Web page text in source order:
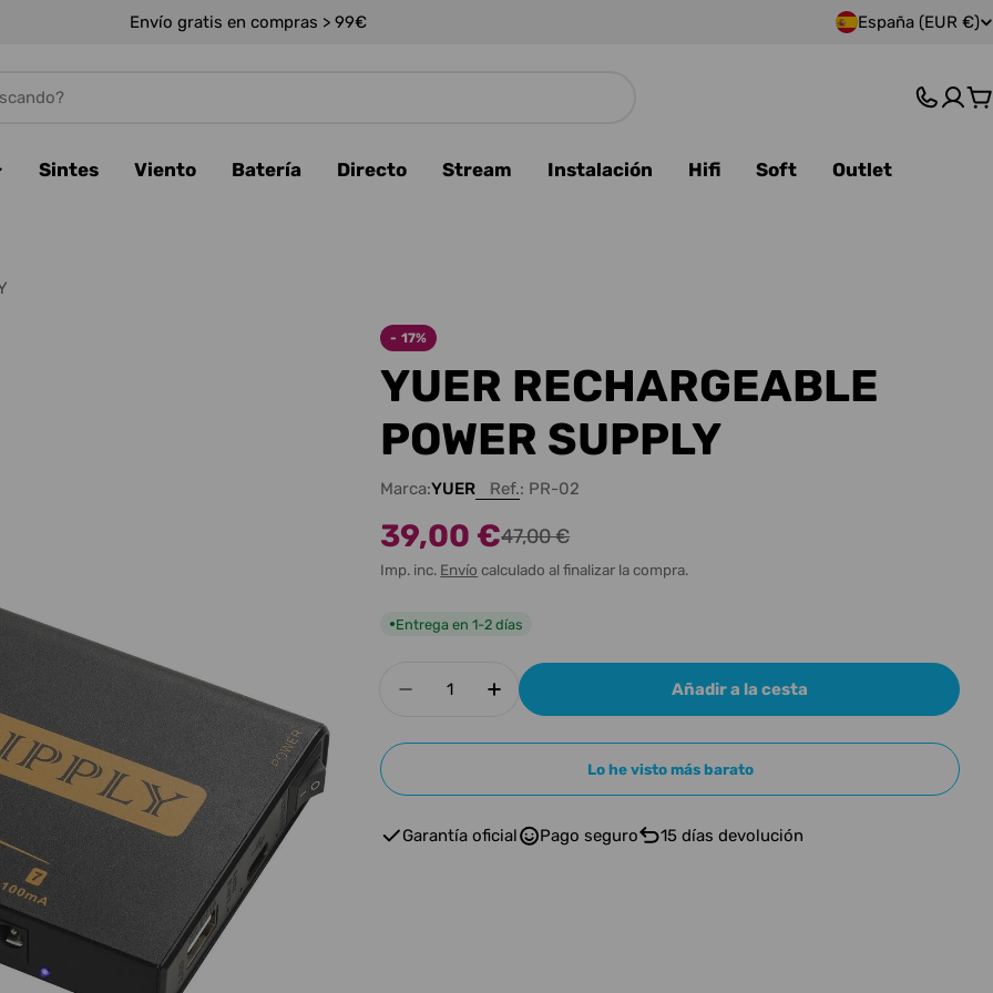
Envío gratis en compras > 99€
P
s
g
i
España (EUR €)
Sintes Viento Batería Directo Stream Instalación Hifi Soft
Outlet
- 17%
YUER RECHARGEABLE
POWER SUPPLY
Marca:YUER Ref.: PR-02
Precio
de
oferta
39,00 €
Precio
habitual
47,00 €
Imp. inc. Envío calculado al finalizar la compra.
●Entrega en 1-2 días
Disminuir cantidad para YUER RECHARGEABLE POWER
Aumentar cantidad para YUER RECHARGEABLE
Añadir a la cesta
Lo he visto más barato
Garantía oficial Pago seguro 15 días devolución